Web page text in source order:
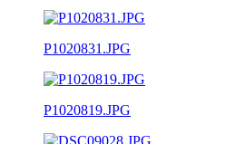
P1020831.JPG
P1020819.JPG